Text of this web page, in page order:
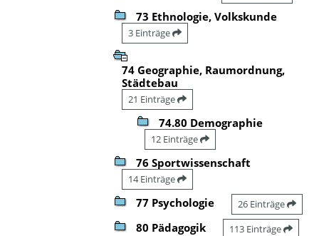
73 Ethnologie, Volkskunde
3 Einträge
74 Geographie, Raumordnung,
Städtebau
21 Einträge
74.80 Demographie
12 Einträge
76 Sportwissenschaft
14 Einträge
77 Psychologie 26 Einträge
80 Pädagogik 113 Einträge